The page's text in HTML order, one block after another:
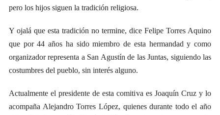
pero los hijos siguen la tradición religiosa.
Y ojalá que esta tradición no termine, dice Felipe Torres Aquino
que por 44 años ha sido miembro de esta hermandad y como
organizador representa a San Agustín de las Juntas, siguiendo las
costumbres del pueblo, sin interés alguno.
Actualmente el presidente de esta comitiva es Joaquín Cruz y lo
acompaña Alejandro Torres López, quienes durante todo el año